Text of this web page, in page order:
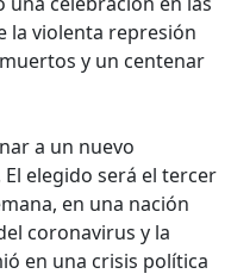
la violenta represión
y un centenar
a un nuevo
elegido será el tercer
en una nación
coronavirus y la
en una crisis política